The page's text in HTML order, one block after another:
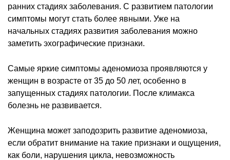
ранних стадиях заболевания. С развитием патологии
симптомы могут стать более явными. Уже на
начальных стадиях развития заболевания можно
заметить эхографические признаки.
Самые яркие симптомы аденомиоза проявляются у
женщин в возрасте от 35 до 50 лет, особенно в
запущенных стадиях патологии. После климакса
болезнь не развивается.
Женщина может заподозрить развитие аденомиоза,
если обратит внимание на такие признаки и ощущения,
как боли, нарушения цикла, невозможность